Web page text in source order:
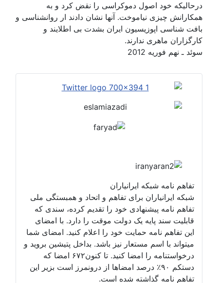
درحالیکه خود اصول دموکراسی را نقض کرد و به
همکارانش چیزی نیاموخت. آنها نشان دادند ار روانشناسی و
بافت شناسی اپوزیسیون ایران بشدت بی اطلایند و
کارگزاران ماهری ندارند.
سوئد ـ نهم فوریه 2012
تفاهم نامه شبکه ایرانیاران
شبکه ایرانیاران برای تفاهم و اتحاد و همبستگی ملی
تفاهم نامه پیشنهادی خود را تقدیم کرده، سندی که
قابلیت سند پایه یک دولت موقت را دارد. با امضای
این تفاهم نامه حمایت خود را اعلام کنید. امضای شما
میتواند با اسم مستعار نیز باشد. بداخل پتیشین بروید و
درخواستنامه را امضا کنید. تا کنون۶۷۲ امضا که
دستکم ۹۰٪ درصد امضاها از درونمرز است بزیر این
تفاهم نامه گذاشته شده است.